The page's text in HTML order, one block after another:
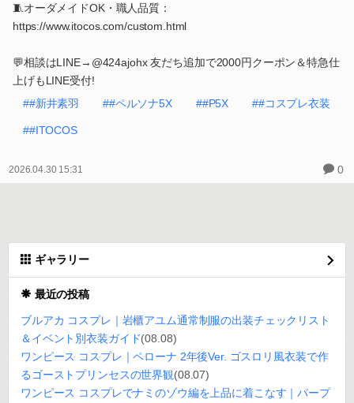
🧵オーダメイドOK・職人品質：
https://www.itocos.com/custom.html
💬相談はLINE→@424ajohx 友だち追加で2000円クーポン＆特急仕
上げもLINE受付!
##新井素羽
##ペルソナ5X ##P5X ##コスプレ衣装
##ITOCOS
2026.04.30 15:31 0
ギャラリー
最近の投稿
ブルアカ コスプレ｜岩櫃アユム通常制服の出装チェックリスト
＆イベント別衣装ガイド(08.08)
ワンピース コスプレ｜ペローナ 2年後Ver. ゴスロリ風衣装で作
るゴーストプリンセスの世界観(08.07)
ワンピース コスプレでナミのゾウ編を上品に着こなす｜パープ